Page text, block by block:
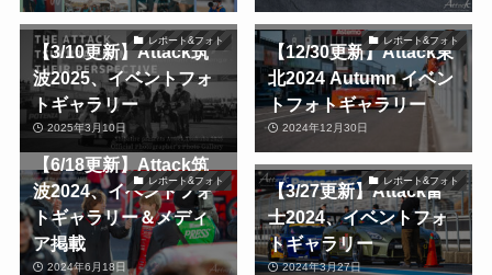
レポート&フォト
【3/10更新】Attack筑
波2025、イベントフォ
トギャラリー
2025年3月10日
レポート&フォト
【12/30更新】Attack東
北2024 Autumn イベン
トフォトギャラリー
2024年12月30日
レポート&フォト
【6/18更新】Attack筑
波2024、イベントフォ
トギャラリー＆メディ
ア掲載
2024年6月18日
レポート&フォト
【3/27更新】Attack富
士2024、イベントフォ
トギャラリー
2024年3月27日